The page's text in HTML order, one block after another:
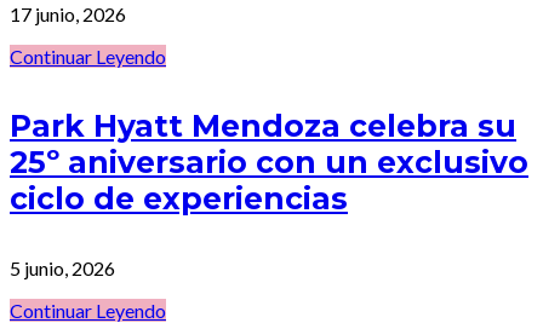
17 junio, 2026
Continuar Leyendo
Park Hyatt Mendoza celebra su
25º aniversario con un exclusivo
ciclo de experiencias
5 junio, 2026
Continuar Leyendo